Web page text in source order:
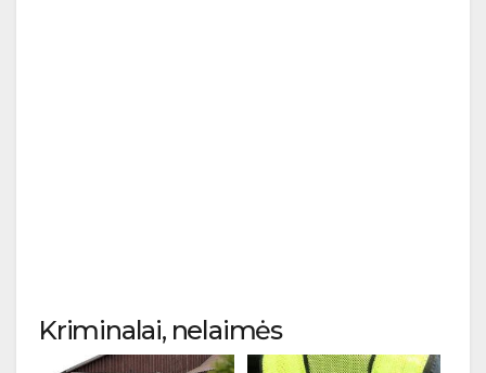
Kriminalai, nelaimės